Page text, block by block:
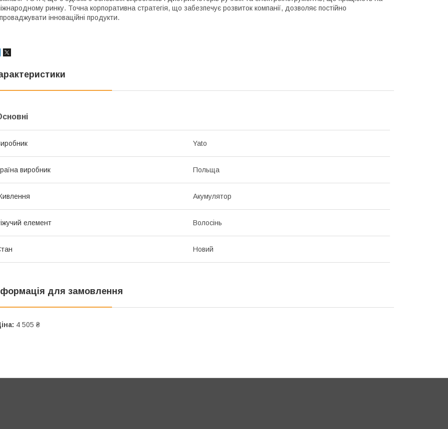
ринку. Точна корпоративна стратегія, що забезпечує розвиток компанії, дозволяє постійно
інноваційні продукти.
Yato
виробник Польща
Акумулятор
елемент Волосінь
Новий
для замовлення
4 505 ₴